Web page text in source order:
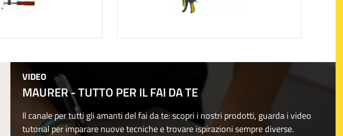
VIDEO
MAURER - TUTTO PER IL FAI DA TE
Il canale per tutti gli amanti del fai da te: scopri i nostri prodotti, guarda i video
tutorial per imparare nuove tecniche e trovare ispirazioni sempre diverse.